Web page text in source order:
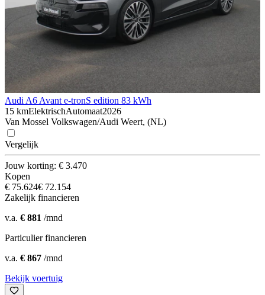
Audi A6 Avant e-tronS edition 83 kWh
15 kmElektrischAutomaat2026
Van Mossel Volkswagen/Audi Weert, (NL)
Vergelijk
Jouw korting: € 3.470
Kopen
€ 75.624€ 72.154
Zakelijk financieren
v.a. € 881 /mnd
Particulier financieren
v.a. € 867 /mnd
Bekijk voertuig